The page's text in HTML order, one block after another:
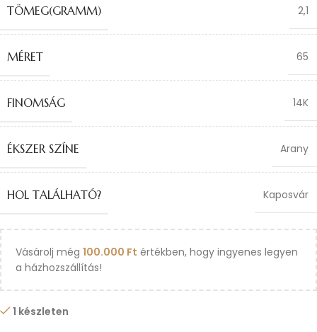
TÖMEG(GRAMM) 2,1
MÉRET 65
FINOMSÁG 14K
ÉKSZER SZÍNE Arany
HOL TALÁLHATÓ? Kaposvár
Vásárolj még 100.000 Ft értékben, hogy ingyenes legyen
a házhozszállítás!
1 készleten